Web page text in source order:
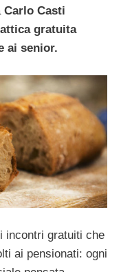
Carlo Casti
gratuita
ai senior.
incontri gratuiti che
ai pensionati: ogni